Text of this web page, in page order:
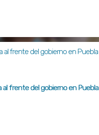
al frente del gobierno en Puebla